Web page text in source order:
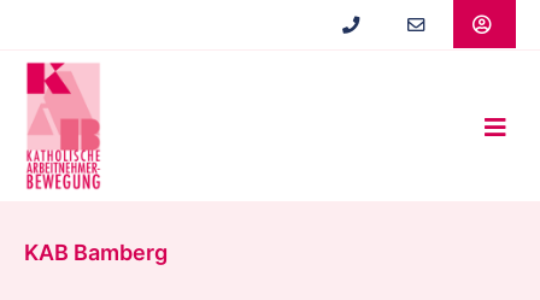
springen
KAB Bamberg